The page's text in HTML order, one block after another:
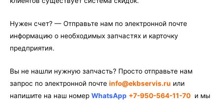
Нужен счет? — Отправьте нам по электронной почте
информацию о необходимых запчастях и карточку
предприятия.
Вы не нашли нужную запчасть? Просто отправьте нам
запрос по электронной почте info@ekbservis.ru или
напишите на наш номер WhatsApp +7-950-564-11-70 и мы